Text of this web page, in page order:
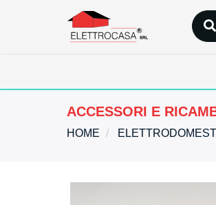
ACCESSORI E
HOME